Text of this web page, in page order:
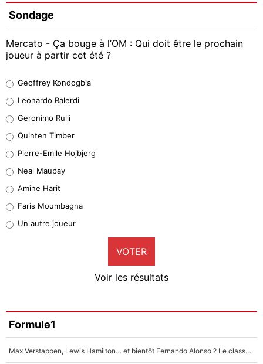
Sondage
Mercato - Ça bouge à l’OM : Qui doit être le prochain
joueur à partir cet été ?
38%
32%
5%
1%
9%
Faris Moumbagna
4%
Un autre joueur
Geoffrey Kondogbia
Leonardo Balerdi
Geronimo Rulli
Quinten Timber
Pierre-Emile Hojbjerg
Neal Maupay
Amine Harit
Faris Moumbagna
Un autre joueur
VOTER
Voir les résultats
Formule1
Max Verstappen, Lewis Hamilton… et bientôt Fernando Alonso ? Le classement des pilotes les mieux payés en Formule 1 risque de changer !